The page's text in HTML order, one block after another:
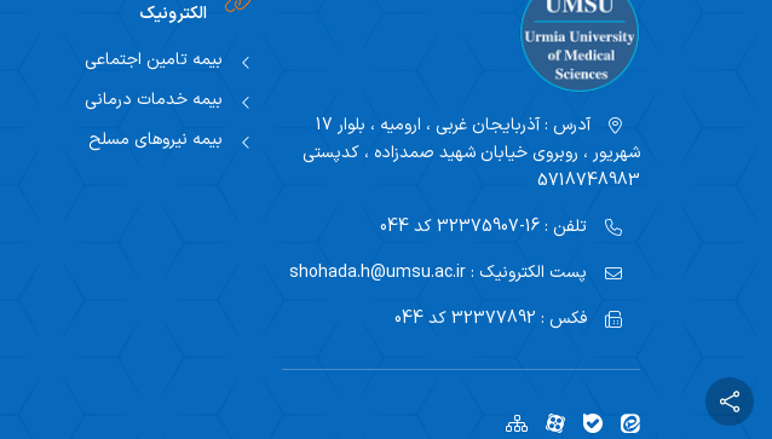
آدرس :
آذربایجان غربی ، ارومیه ، بلوار 17
شهریور ، روبروی خیابان شهید صمدزاده ، کدپستی
5718748983
تلفن :16-32375907 کد 044
پست الکترونیک :shohada.h@umsu.ac.ir
فکس :
الکترونیک
بیمه تامین اجتماعی
بیمه خدمات درمانی
بیمه نیروهای مسلح